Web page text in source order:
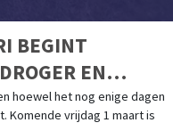
BEGINT
EN
hoewel het nog enige dagen
Komende vrijdag 1 maart is